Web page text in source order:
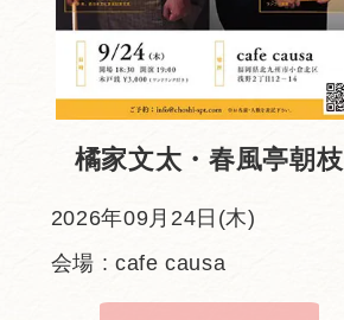
橘家文太・春風亭朝枝
2026年09月24日(木)
会場 : cafe causa